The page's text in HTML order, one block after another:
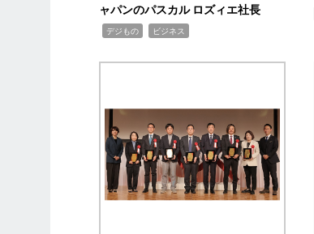
ャパンのパスカル ロズィエ社長
デジもの ビジネス